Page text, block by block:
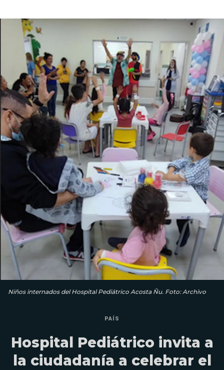
Niños internados del Hospital Pediátrico Acosta Ñu. Foto: Archivo
PAÍS
Hospital Pediátrico invita a
la ciudadanía a celebrar el